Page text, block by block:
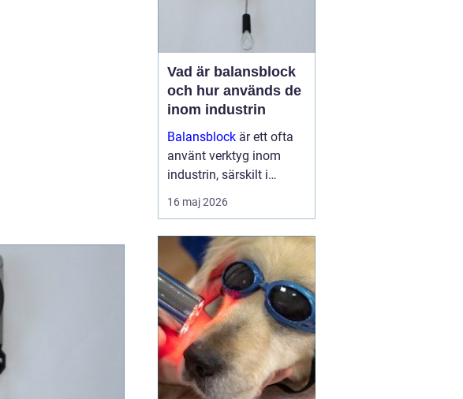
Vad är balansblock
och hur används de
inom industrin
Balansblock är ett ofta
använt verktyg inom
industrin, särskilt i
verkstads- och
produktionsmiljöer, där
effektivisera
arbetsfl&oum...
16 maj 2026